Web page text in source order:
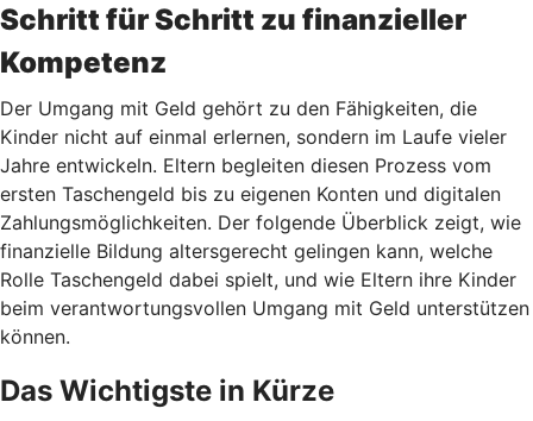
Schritt für Schritt zu finanzieller
Kompetenz
Der Umgang mit Geld gehört zu den Fähigkeiten, die
Kinder nicht auf einmal erlernen, sondern im Laufe vieler
Jahre entwickeln. Eltern begleiten diesen Prozess vom
ersten Taschengeld bis zu eigenen Konten und digitalen
Zahlungsmöglichkeiten. Der folgende Überblick zeigt, wie
finanzielle Bildung altersgerecht gelingen kann, welche
Rolle Taschengeld dabei spielt, und wie Eltern ihre Kinder
beim verantwortungsvollen Umgang mit Geld unterstützen
können.
Das Wichtigste in Kürze